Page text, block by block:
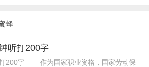
蜂
听打200字
打200字 作为国家职业资格，国家劳动保